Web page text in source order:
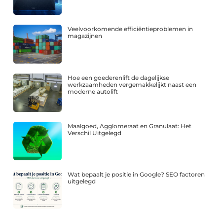
Veelvoorkomende efficiëntieproblemen in
magazijnen
Hoe een goederenlift de dagelijkse
werkzaamheden vergemakkelijkt naast een
moderne autolift
Maalgoed, Agglomeraat en Granulaat: Het
Verschil Uitgelegd
Wat bepaalt je positie in Google? SEO factoren
uitgelegd